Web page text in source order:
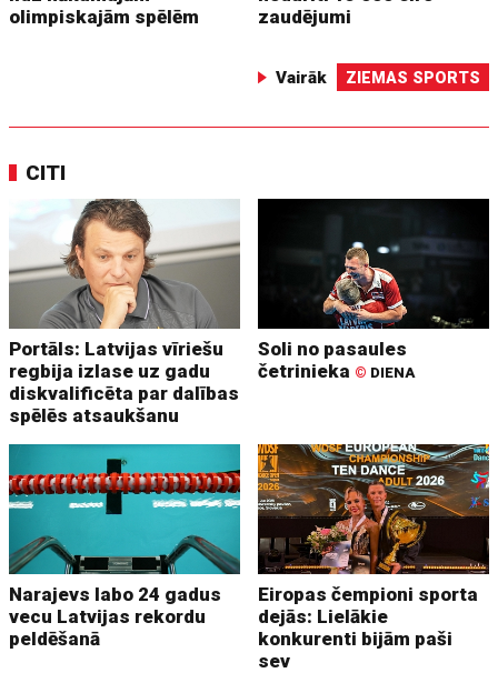
olimpiskajām spēlēm
zaudējumi
Vairāk ZIEMAS SPORTS
CITI
Portāls: Latvijas vīriešu
regbija izlase uz gadu
diskvalificēta par dalības
spēlēs atsaukšanu
Soli no pasaules
četrinieka © DIENA
Narajevs labo 24 gadus
vecu Latvijas rekordu
peldēšanā
Eiropas čempioni sporta
dejās: Lielākie
konkurenti bijām paši
sev